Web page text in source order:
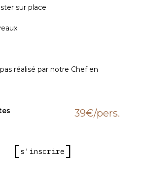
sur place
réalisé par notre Chef en
39€/pers.
s'inscrire